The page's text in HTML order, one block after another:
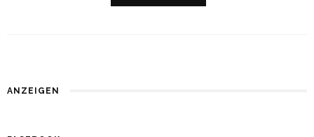
ANZEIGEN